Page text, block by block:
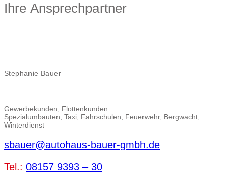
Ihre Ansprechpartner
Stephanie Bauer
Gewerbekunden, Flottenkunden
Spezialumbauten, Taxi, Fahrschulen, Feuerwehr, Bergwacht,
Winterdienst
sbauer@autohaus-bauer-gmbh.de
Tel.: 08157 9393 – 30